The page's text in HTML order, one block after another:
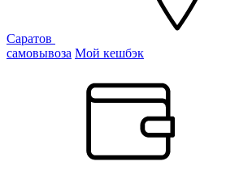
Саратов
самовывоза Мой кешбэк